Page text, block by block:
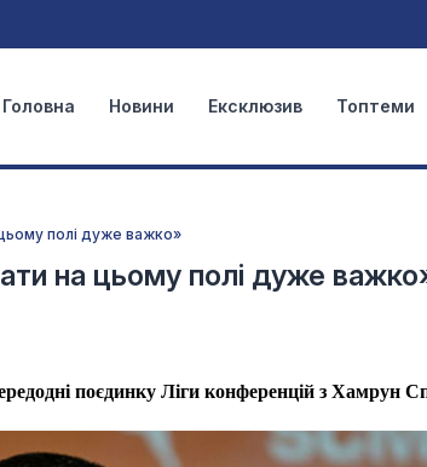
Головна Новини Ексклюзив Топтеми
полі дуже важко»
на цьому полі дуже
поєдинку Ліги конференцій з Хамрун